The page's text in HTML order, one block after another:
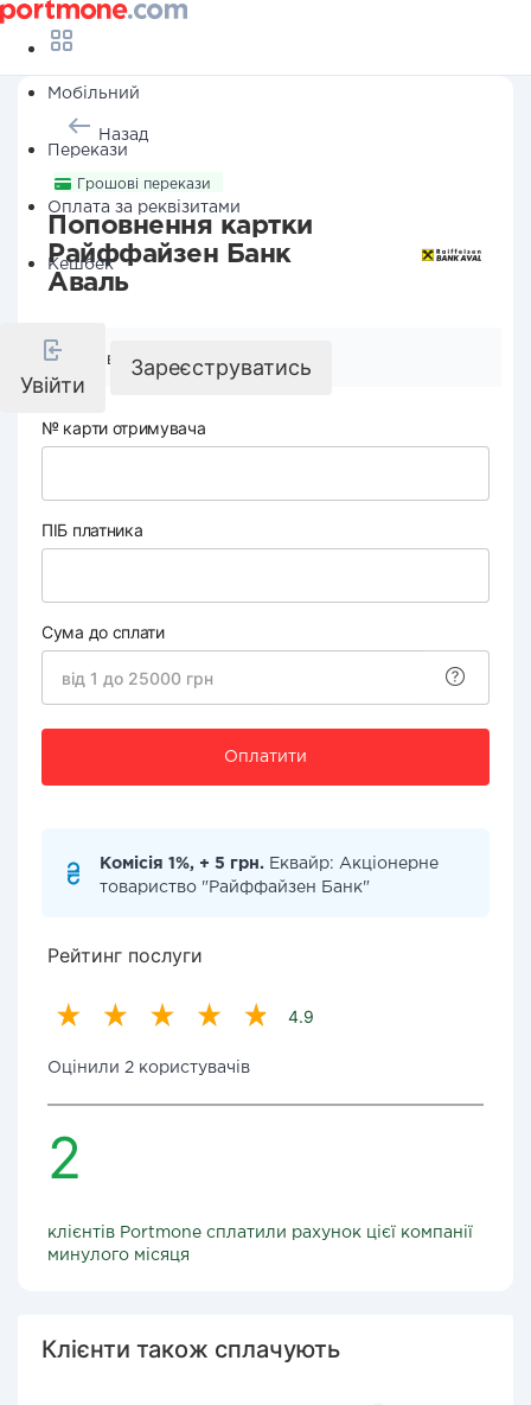
Мобільний
Перекази
Оплата за реквізитами
Кешбек
Увійти
Зареєструватись
Назад
Грошовi перекази
Поповнення картки
Райффайзен Банк
Аваль
Реквізити компанії
№ карти отримувача
ПІБ платника
Сума до сплати
Оплатити
Комісія 1%, + 5 грн. Еквайр: Акціонерне
товариство "Райффайзен Банк"
Рейтинг послуги
4.9
Оцінили 2 користувачів
2
клієнтів Portmone сплатили рахунок цієї компанії
минулого місяця
Клієнти також сплачують